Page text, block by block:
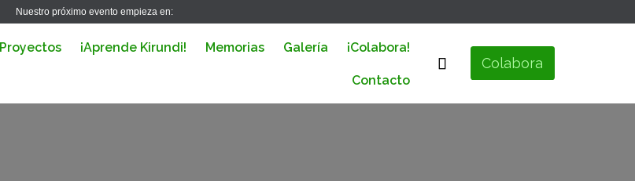
Nuestro próximo evento empieza en:
content
Proyectos ¡Aprende Kirundi! Memorias Galería ¡Colabora!
Contacto
 Colabora